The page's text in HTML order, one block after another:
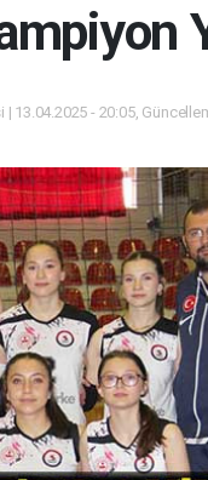
13.04.2025 - 20:05,